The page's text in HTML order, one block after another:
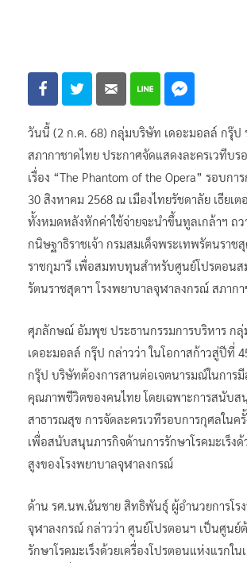
วันนี้ (2 ก.ค. 68) กลุ่มบริษัท เดอะมอลล์ กรุ๊ป
สภากาชาดไทย ประกาศจัดแสดงละครเวทีบร
เรื่อง “The Phantom of the Opera” รอบกา
30 สิงหาคม 2568 ณ เมืองไทยรัชดาลัย เธียเต
ทั้งหมดหลังหักค่าใช้จ่ายจะนำขึ้นทูลเกล้าฯ ถว
กนิษฐาธิราชเจ้า กรมสมเด็จพระเทพรัตนราช
ราชกุมารี เพื่อสมทบทุนสำหรับศูนย์โปรตอนส
รัตนราชสุดาฯ โรงพยาบาลจุฬาลงกรณ์ สภาก
ศุภลักษณ์ อัมพุช ประธานกรรมการบริหาร ก
เดอะมอลล์ กรุ๊ป กล่าวว่า ในโอกาสก้าวสู่ปีที่
กรุ๊ป บริษัทต้องการสานต่อเจตนารมณ์ในการ
คุณภาพชีวิตของคนไทย โดยเฉพาะการสนับส
สาธารณสุข การจัดละครเวทีรอบการกุศลในค
เพื่อสนับสนุนภารกิจด้านการรักษาโรคมะเร็ง
สูงของโรงพยาบาลจุฬาลงกรณ์
ด้าน รศ.นพ.ฉันชาย สิทธิพันธุ์ ผู้อำนวยการโร
จุฬาลงกรณ์ กล่าวว่า ศูนย์โปรตอนฯ เป็นศูนย์
รักษาโรคมะเร็งด้วยเครื่องโปรตอนแห่งแรกใ